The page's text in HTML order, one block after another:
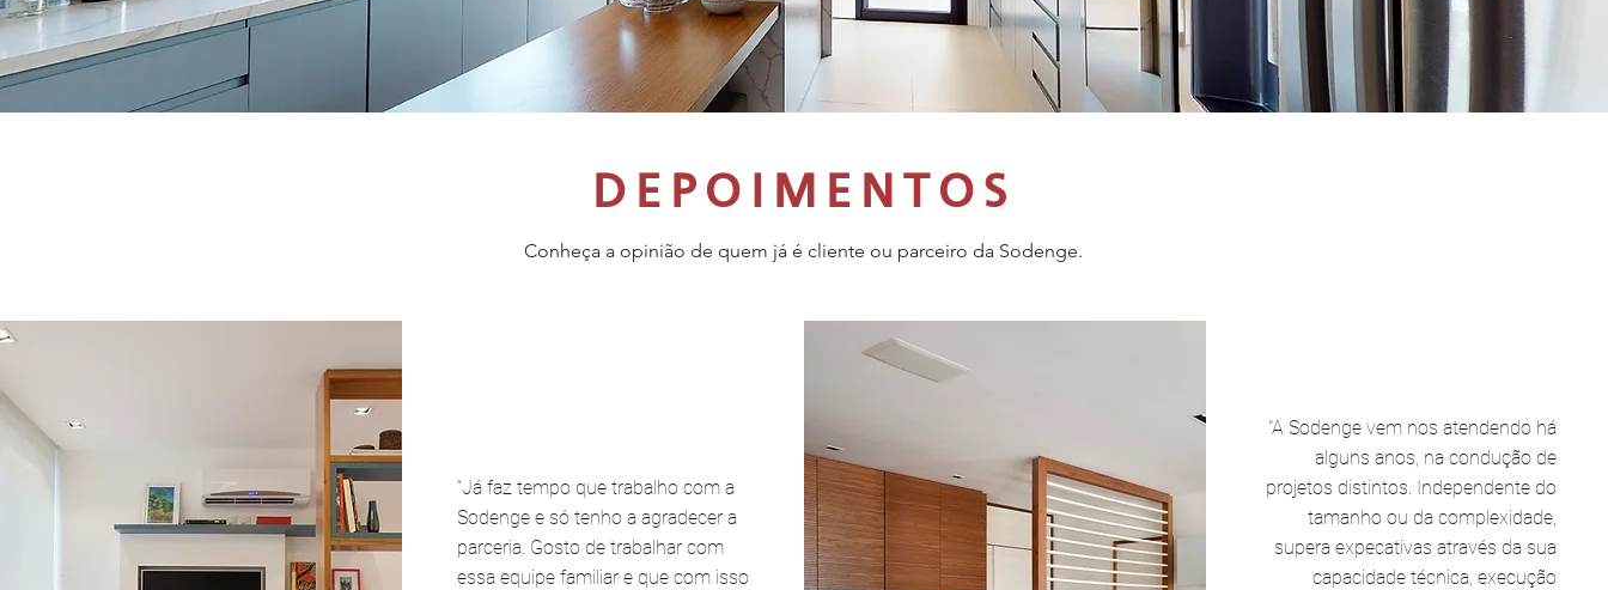
DEPOIMENTOS
Conheça a opinião de quem já é cliente ou parceiro da Sodenge.
“Já faz tempo que trabalho com a
Sodenge e só tenho a agradecer a
parceria. Gosto de trabalhar com
essa equipe familiar e que com isso
"A Sodenge vem nos atendendo há
alguns anos, na condução de
projetos distintos. Independente do
tamanho ou da complexidade,
supera expecativas através da sua
capacidade técnica, execução